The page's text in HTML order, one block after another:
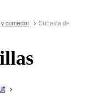
comedor
Subasta de